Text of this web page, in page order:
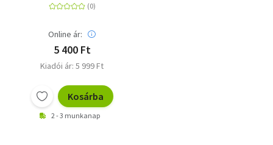
Online ár:
5 400 Ft
Kiadói ár: 5 999 Ft
Kosárba
2 - 3 munkanap